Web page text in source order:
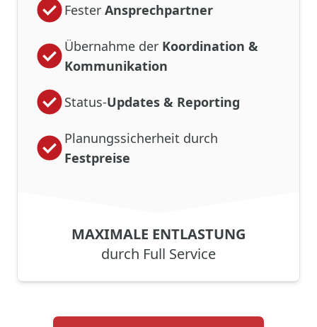
Fester Ansprechpartner
Übernahme der Koordination &
Kommunikation
Status-Updates & Reporting
Planungssicherheit durch
Festpreise
MAXIMALE ENTLASTUNG
durch Full Service